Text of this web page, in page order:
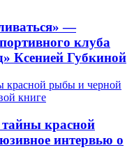
—
клуба
Ксенией Губкиной
красной
интервью о